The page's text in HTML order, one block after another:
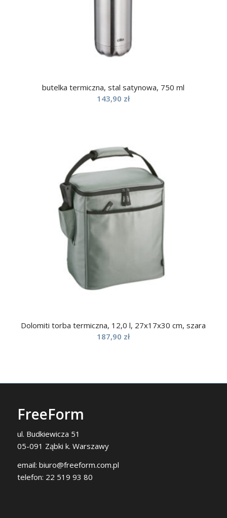
butelka termiczna, stal satynowa, 750 ml
143,90 zł
Dolomiti torba termiczna, 12,0 l, 27x17x30 cm, szara
187,90 zł
FreeForm
ul. Budkiewicza 51
05-091 Ząbki k. Warszawy
email: biuro@freeform.com.pl
telefon: 22 519 93 80